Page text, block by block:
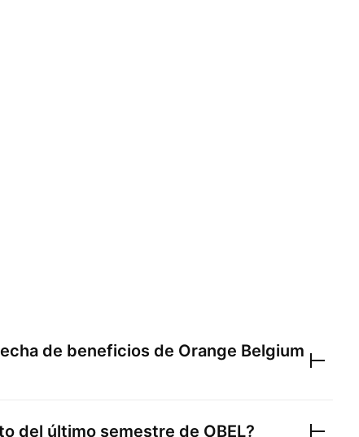
de beneficios de Orange Belgium
del último semestre de OBEL?